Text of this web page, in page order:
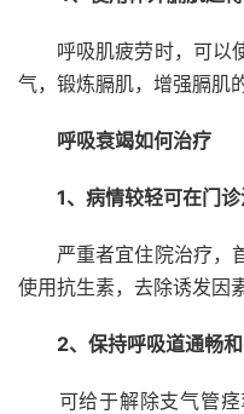
呼吸肌疲劳时，可以
气，锻炼膈肌，增强膈肌
呼吸衰竭如何治疗
1、病情较轻可在门
严重者宜住院治疗，首
使用抗生素，去除诱发因素
2、保持呼吸道通畅
可给于解除支气管痉